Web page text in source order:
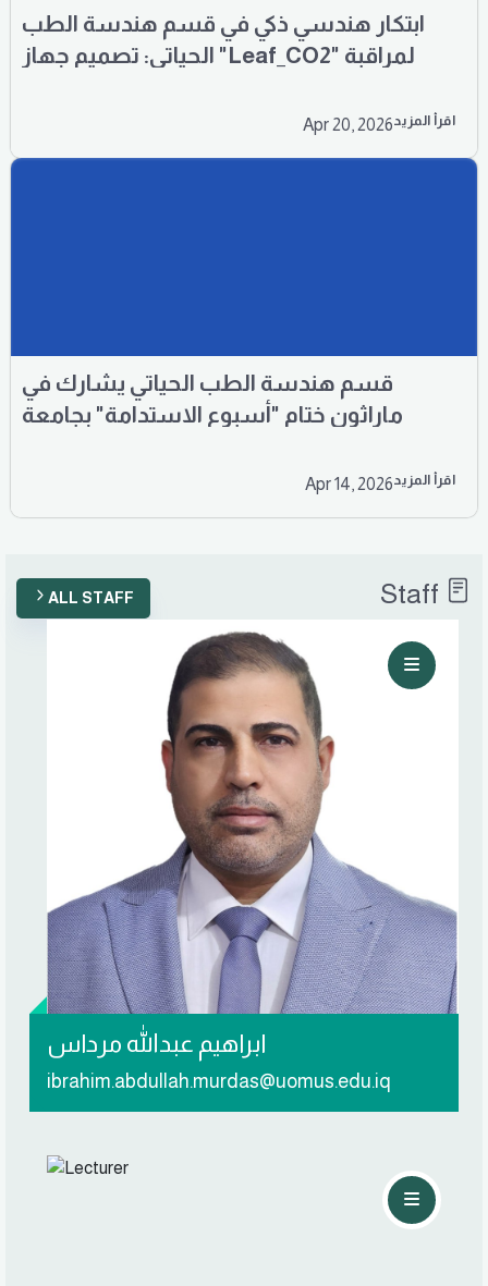
ابتكار هندسي ذكي في قسم هندسة الطب
الحياتي: تصميم جهاز "Leaf_CO2" لمراقبة
Apr 20, 2026اقرأ المزيد
قسم هندسة الطب الحياتي يشارك في
ماراثون ختام "أسبوع الاستدامة" بجامعة
Apr 14, 2026اقرأ المزيد
ALL STAFF
ابراهيم عبدالله مرداس
ibrahim.abdullah.murdas@uomus.edu.iq